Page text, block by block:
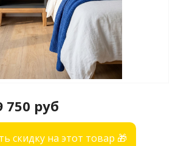
750 руб
скидку на этот товар 🎁